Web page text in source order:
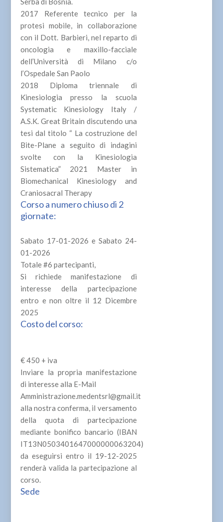
2017 Referente tecnico per la
protesi mobile, in collaborazione
con il Dott. Barbieri, nel reparto di
oncologia e maxillo-facciale
dell’Università di Milano c/o
l’Ospedale San Paolo
2018 Diploma triennale di
Kinesiologia presso la scuola
Systematic Kinesiology Italy /
A.S.K. Great Britain discutendo una
tesi dal titolo “ La costruzione del
Bite-Plane a seguito di indagini
svolte con la Kinesiologia
Sistematica” 2021 Master in
Biomechanical Kinesiology and
Craniosacral Therapy
Corso a numero chiuso di 2
giornate:
Sabato 17-01-2026 e Sabato 24-
01-2026
Totale #6 partecipanti,
Si richiede manifestazione di
interesse della partecipazione
entro e non oltre il 12 Dicembre
2025
Costo del corso:
€ 450 + iva
Inviare la propria manifestazione
di interesse alla E-Mail
Amministrazione.medentsrl@gmail.it
alla nostra conferma, il versamento
della quota di partecipazione
mediante bonifico bancario (IBAN
IT13N0503401647000000063204)
da eseguirsi entro il 19-12-2025
renderà valida la partecipazione al
corso.
Sede